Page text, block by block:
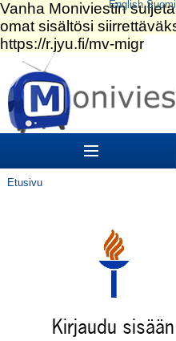
Siirry
sisältöön.
|
Siirry
navigointiin
Sections
Etusivu
Kirjaudu sisään
English Suomi